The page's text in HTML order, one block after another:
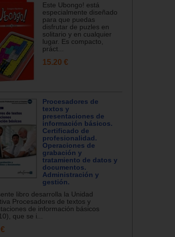
Este Ubongo! está
especialmente diseñado
para que puedas
disfrutar de puzles en
solitario y en cualquier
lugar. Es compacto,
práct...
15.20 €
Procesadores de
textos y
presentaciones de
información básicos.
Certificado de
profesionalidad.
Operaciones de
grabación y
tratamiento de datos y
documentos.
Administración y
gestión.
libro desarrolla la Unidad
Procesadores de textos y
de información básicos
que se i...